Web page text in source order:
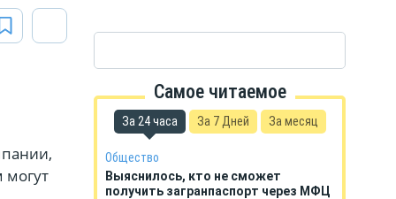
могут
Самое читаемое
За 24 часа За 7 Дней За месяц
Общество
Выяснилось, кто не сможет
получить загранпаспорт через МФЦ